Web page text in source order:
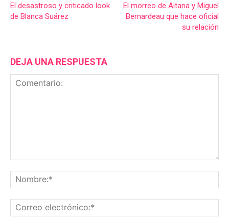
El desastroso y criticado look
de Blanca Suárez
El morreo de Aitana y Miguel
Bernardeau que hace oficial
su relación
DEJA UNA RESPUESTA